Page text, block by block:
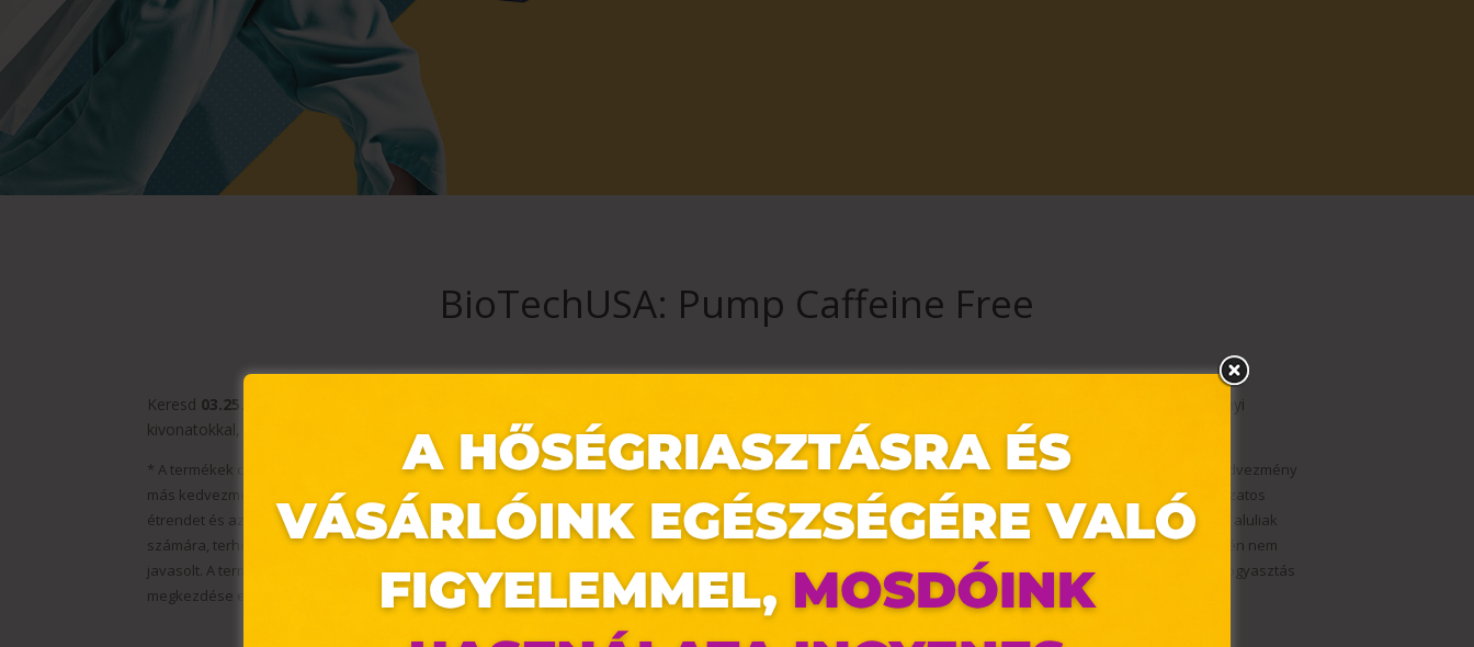
BioTechUSA: Pump Caffeine Free
Keresd 03.25.-03.31
Forintos akciós áron a Pump Caffeine Free 330 g ízesített, stimulánsmentes edzés előtti italport aminosavakkal, növényi
kivonatokkal, vitaminokkal és ásványi sókkal, édesítőszerrel a bevásárlóközpontban találhatóBioTechUSAszaküzletben.
* A termékek csomagolásban, színben, ízben és méretben a fotón látottaktól eltérhetnek. Áraink fogyasztói árak, melyek az ÁFÁ-t tartalmazzák. A törzsvásárlói kedvezmény
más kedvezményekkel nem vonható össze. Két akció egymással össze nem vonható. Az étrendkiegészítők fogyasztása nem helyettesíti a kiegyensúlyozott, változatos
étrendet és az egészséges életmódot. A terméket kisgyermekek elől elzárva kell tárolni! Az ajánlott napi fogyasztási mennyiséget ne lépd túl. Fogyasztása 18 éven aluliak
számára, terhes vagy szoptató nők számára nem ajánlott! A termék fogyasztása ismert alapbetegség, valamint gyógyszerszedés, antidiabetikumok szedése esetén nem
javasolt. A termék nem fogyasztható abban az esetben, ha az adott napon már fogyasztott hozzáadott betaint tartalmazó étrendkiegészítőket. Vásárláskor és a fogyasztás
megkezdése előtt minden esetben olvassa el a termékek címkéjén, vagy a www.biotechusa.hu termékoldalán lévő információt és figyelmeztetéseket!